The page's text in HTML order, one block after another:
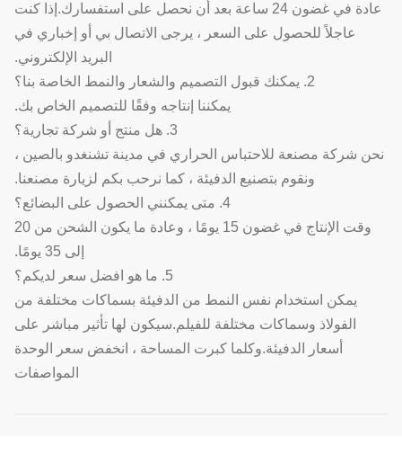
عادة في غضون 24 ساعة بعد أن نحصل على استفسارك.إذا كنت
عاجلاً للحصول على السعر ، يرجى الاتصال بي أو إخباري في
البريد الإلكتروني.
2. يمكنك قبول التصميم والشعار والنمط الخاصة بنا؟
يمكننا إنتاجه وفقًا للتصميم الخاص بك.
3. هل منتج أو شركة تجارية؟
نحن شركة مصنعة للاحتباس الحراري في مدينة تشنغدو بالصين ،
ونقوم بتصنيع الدفيئة ، كما نرحب بكم لزيارة مصنعنا.
4. متى يمكنني الحصول على البضائع؟
وقت الإنتاج في غضون 15 يومًا ، وعادة ما يكون الشحن من 20
إلى 35 يومًا.
5. ما هو افضل سعر لديكم؟
يمكن استخدام نفس النمط من الدفيئة بسماكات مختلفة من
الفولاذ وسماكات مختلفة للفيلم.سيكون لها تأثير مباشر على
أسعار الدفيئة.وكلما كبرت المساحة ، انخفض سعر الوحدة
المواصفات